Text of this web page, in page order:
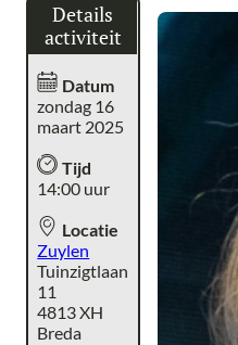
Details
activiteit
Datum
zondag 16
maart 2025
Tijd
14:00 uur
Locatie
Zuylen
Tuinzigtlaan
11
4813 XH
Breda